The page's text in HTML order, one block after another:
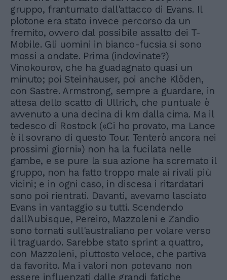
gruppo, frantumato dall'attacco di Evans. Il
plotone era stato invece percorso da un
fremito, ovvero dal possibile assalto dei T-
Mobile. Gli uomini in bianco-fucsia si sono
mossi a ondate. Prima (indovinate?)
Vinokourov, che ha guadagnato quasi un
minuto; poi Steinhauser, poi anche Klöden,
con Sastre. Armstrong, sempre a guardare, in
attesa dello scatto di Ullrich, che puntuale è
avvenuto a una decina di km dalla cima. Ma il
tedesco di Rostock («Ci ho provato, ma Lance
è il sovrano di questo Tour. Tenterò ancora nei
prossimi giorni») non ha la fucilata nelle
gambe, e se pure la sua azione ha scremato il
gruppo, non ha fatto troppo male ai rivali più
vicini; e in ogni caso, in discesa i ritardatari
sono poi rientrati. Davanti, avevamo lasciato
Evans in vantaggio su tutti. Scendendo
dall'Aubisque, Pereiro, Mazzoleni e Zandio
sono tornati sull'australiano per volare verso
il traguardo. Sarebbe stato sprint a quattro,
con Mazzoleni, piuttosto veloce, che partiva
da favorito. Ma i valori non potevano non
essere influenzati dalle grandi fatiche